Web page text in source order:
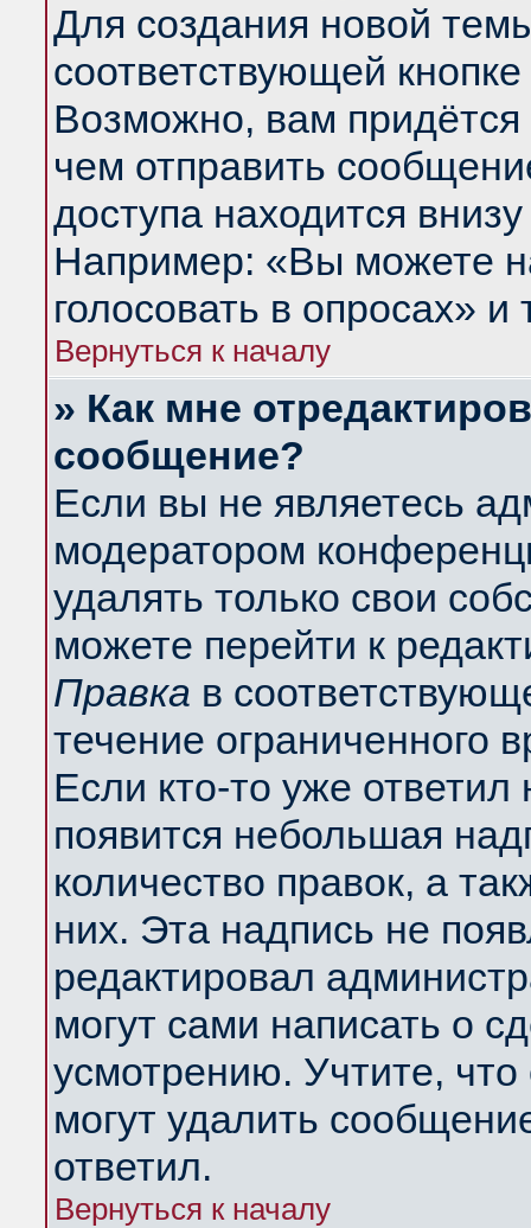
Для создания новой
соответствующей
Возможно, вам придётся
чем отправить
доступа находится
Например: «Вы можете
голосовать в опросах» и
Вернуться к началу
» Как мне
сообщение?
Если вы не являетесь
модератором
удалять только свои
можете перейти к
Правка в
течение ограниченного
Если кто-то уже
появится небольшая
количество правок, а
них. Эта надпись не
редактировал
могут сами написать о
усмотрению. Учтите,
могут удалить
ответил.
Вернуться к началу